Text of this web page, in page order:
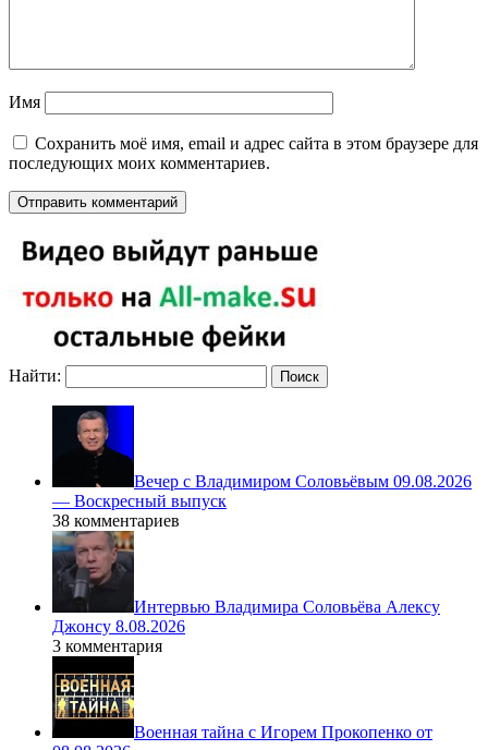
Имя
Сохранить моё имя, email и адрес сайта в этом браузере для
последующих моих комментариев.
Найти:
Вечер с Владимиром Соловьёвым 09.08.2026
— Воскресный выпуск
38 комментариев
Интервью Владимира Соловьёва Алексу
Джонсу 8.08.2026
3 комментария
Военная тайна с Игорем Прокопенко от